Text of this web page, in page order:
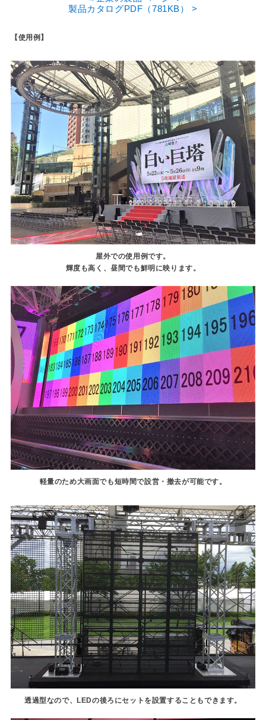
製品カタログPDF（781KB） >
【使用例】
屋外での使用例です。
輝度も高く、昼間でも鮮明に映ります。
軽量のため大画面でも短時間で設営・撤去が可能です。
透過型なので、LEDの後ろにセットを設置することもできます。